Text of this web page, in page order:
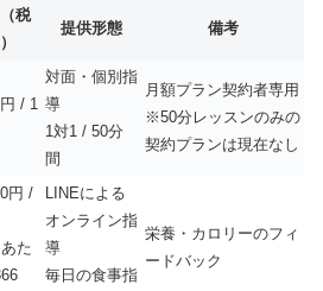
税
提供形態 備考
/ 1
対面・個別指
導
1対1 / 50分
間
月額プラン契約者専用
※50分レッスンのみの
契約プランは現在なし
円 /
あた
LINEによる
オンライン指
導
毎日の食事指
栄養・カロリーのフィ
ードバック